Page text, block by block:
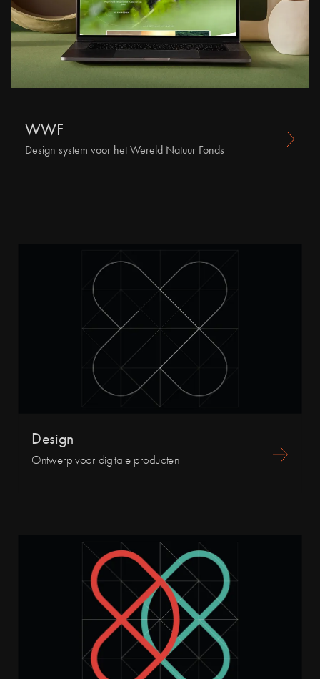
WWF
Design system voor het Wereld Natuur Fonds
Design
Ontwerp voor digitale producten